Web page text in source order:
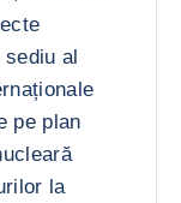
al
pe plan
la